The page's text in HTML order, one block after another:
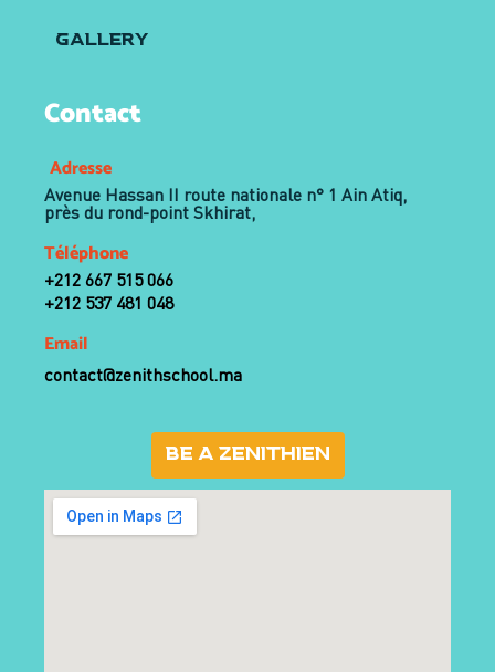
GALLERY
Contact
Adresse
Avenue Hassan II route nationale n° 1 Ain Atiq,
près du rond-point Skhirat,
Téléphone
+212 667 515 066
+212 537 481 048
Email
contact@zenithschool.ma
BE A ZENITHIEN